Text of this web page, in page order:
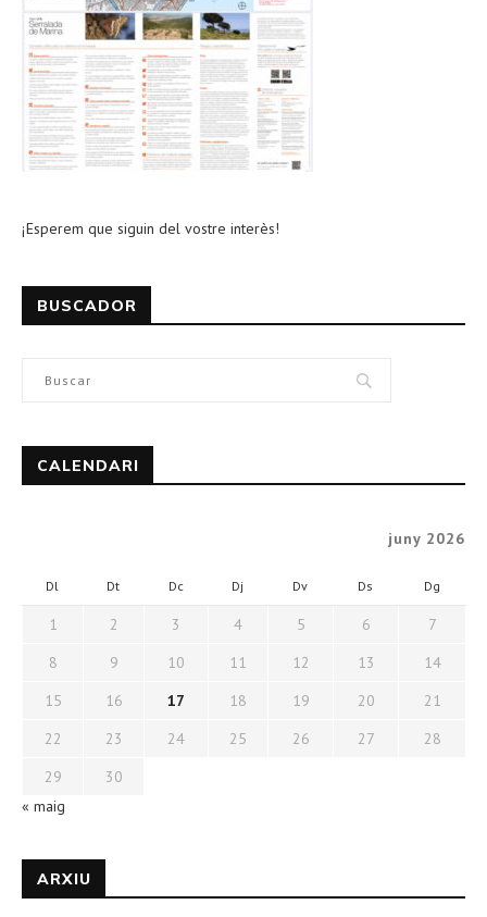
¡Esperem que siguin del vostre interès!
BUSCADOR
CALENDARI
juny 2026
Dl Dt Dc Dj Dv Ds Dg
1 2 3 4 5 6
7
8
9 10 11 12 13
14
15
16 17 18 19 20
21
22
23 24 25 26 27
28
29
30
« maig
ARXIU